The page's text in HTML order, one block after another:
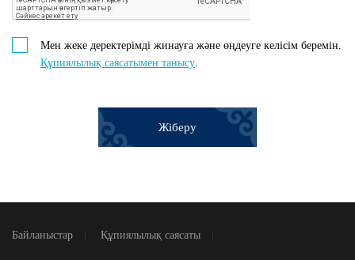
Мен жеке деректерімді жинауға және өңдеуге келісім беремін.
Құпиялылық саясатымен танысу.
Жіберу
Байланыстар Құпиялылық саясаты